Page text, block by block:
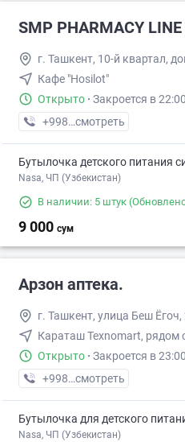
SMP PHARMACY LINE
г. Ташкент, 10-й квартал,
Кафе "Hosilot"
Открыто · Закроется в 22:00
+998 (71) XXX-XX-XX
смотреть
Бутылочка детского питания
Nasa, ЧП (Узбекистан)
В наличии: 5 штук
9 000 сум
Арзон аптека.
г. Ташкент, улица Беш Ёгоч,
Караташ Texnomart, рядом
Открыто · Закроется в 23:00
+998 (93) XXX-XX-XX
смотреть
Бутылочка для детского
Nasa, ЧП (Узбекистан)